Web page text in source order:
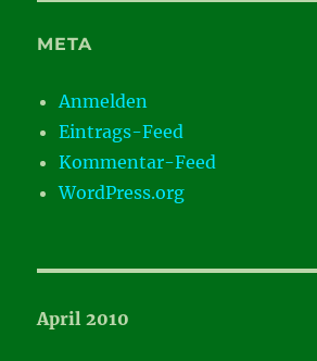
META
Anmelden
Eintrags-Feed
Kommentar-Feed
WordPress.org
April 2010